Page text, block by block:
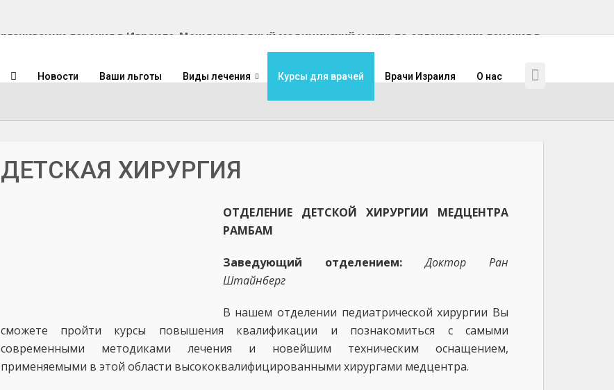
Международный медицинский центр по организации лечения в
Новости Ваши льготы Виды лечения Курсы для врачей Врачи Израиля О нас
ДЕТСКАЯ ХИРУРГИЯ
ОТДЕЛЕНИЕ ДЕТСКОЙ ХИРУРГИИ МЕДЦЕНТРА
РАМБАМ
Заведующий отделением:
Доктор Ран
Штайнберг
В нашем отделении педиатрической хирургии Вы
сможете пройти курсы повышения квалификации и познакомиться с самыми
современными методиками лечения и новейшим техническим оснащением,
применяемыми в этой области высококвалифицированными хирургами медцентра.